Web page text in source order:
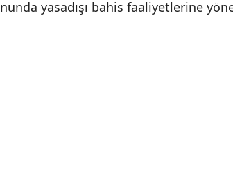
yasadışı bahis faaliyetlerine